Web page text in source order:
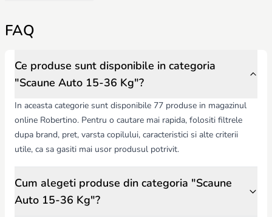
Funcționalitate – ușor de montat și de reglat pe măsură ce copilul
crește, compatibil cu majoritatea autovehiculelor.
de curățat, protecție împotriva soarelui.
Design atractiv – culori și modele plăcute pentru copii, durabile și
rezistente la uzura zilnică.
Părinții trebuie să țină cont de:
Greutatea și înălțimea copilului – selectarea modelului adecvat pentru
siguranță și stabilitate.
Compatibilitatea cu mașina – verificarea sistemului Isofix și a
dimensiunilor scaunului.
Scaunele auto 15-36 kg de la Robertino.md sunt alese cu atenție
pentru calitate, siguranță și durabilitate, oferind părinților liniștea
necesară și copiilor confort maxim în fiecare călătorie.
FAQ
Ce produse sunt disponibile in categoria
"Scaune Auto 15-36 Kg"?
In aceasta categorie sunt disponibile 77 produse in magazinul
online Robertino. Pentru o cautare mai rapida, folositi filtrele
dupa brand, pret, varsta copilului, caracteristici si alte criterii
utile, ca sa gasiti mai usor produsul potrivit.
Cum alegeti produse din categoria "Scaune
Auto 15-36 Kg"?